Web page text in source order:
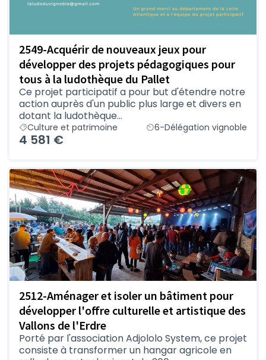
2549-Acquérir de nouveaux jeux pour
développer des projets pédagogiques pour
tous à la ludothèque du Pallet
Ce projet participatif a pour but d'étendre notre
action auprès d'un public plus large et divers en
dotant la ludothèque...
Culture et patrimoine 6-Délégation vignoble
4 581 €
2512-Aménager et isoler un bâtiment pour
développer l'offre culturelle et artistique des
Vallons de l'Erdre
Porté par l'association Adjololo System, ce projet
consiste à transformer un hangar agricole en